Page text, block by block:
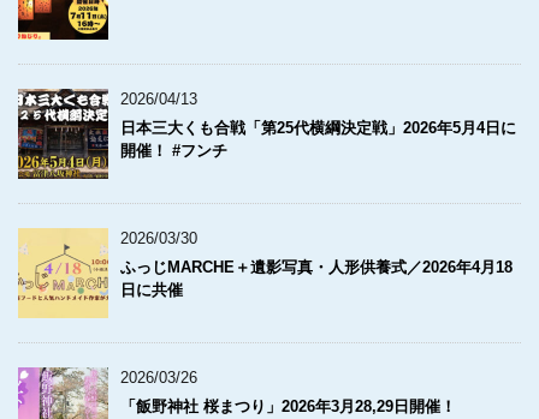
2026/04/13
日本三大くも合戦「第25代横綱決定戦」2026年5月4日に
開催！ #フンチ
2026/03/30
ふっじMARCHE＋遺影写真・人形供養式／2026年4月18
日に共催
2026/03/26
「飯野神社 桜まつり」2026年3月28,29日開催！